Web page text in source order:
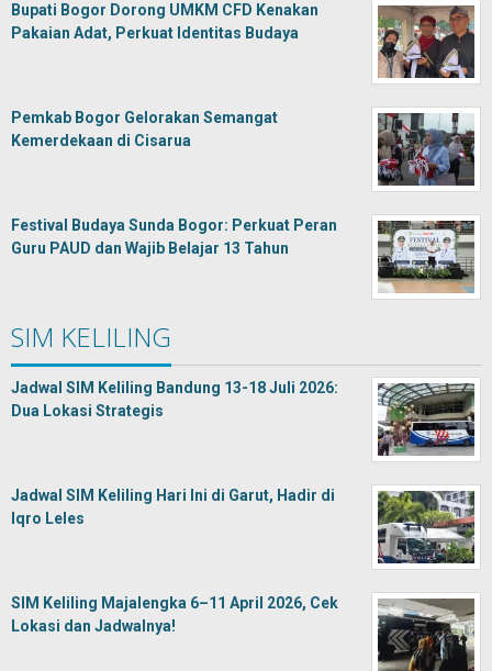
Bupati Bogor Dorong UMKM CFD Kenakan
Pakaian Adat, Perkuat Identitas Budaya
Pemkab Bogor Gelorakan Semangat
Kemerdekaan di Cisarua
Festival Budaya Sunda Bogor: Perkuat Peran
Guru PAUD dan Wajib Belajar 13 Tahun
SIM KELILING
Jadwal SIM Keliling Bandung 13-18 Juli 2026:
Dua Lokasi Strategis
Jadwal SIM Keliling Hari Ini di Garut, Hadir di
Iqro Leles
SIM Keliling Majalengka 6–11 April 2026, Cek
Lokasi dan Jadwalnya!